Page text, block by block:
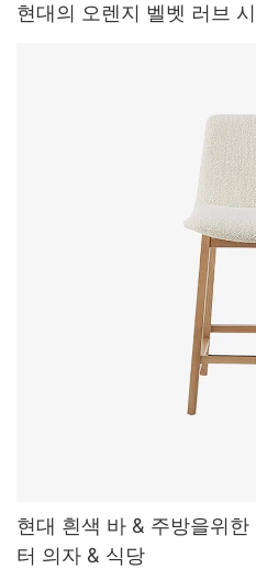
현대의 오렌지 벨벳 러브
현대 흰색 바 & 주방을위
터 의자 & 식당